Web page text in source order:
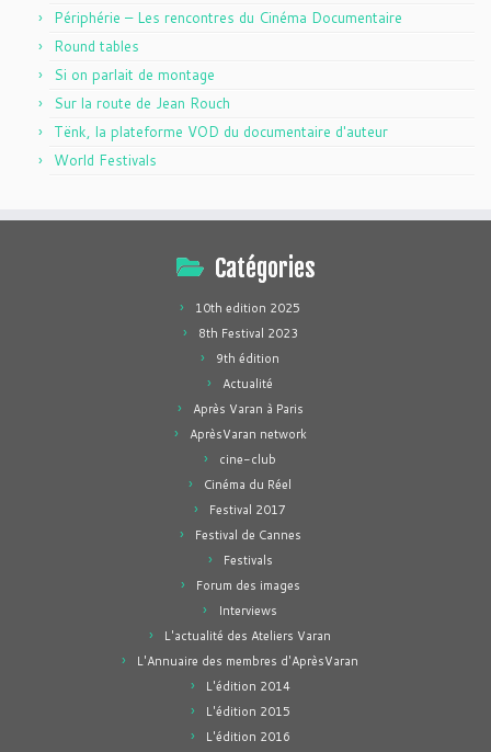
Périphérie – Les rencontres du Cinéma Documentaire
Round tables
Si on parlait de montage
Sur la route de Jean Rouch
Tënk, la plateforme VOD du documentaire d'auteur
World Festivals
Catégories
10th edition 2025
8th Festival 2023
9th édition
Actualité
Après Varan à Paris
AprèsVaran network
cine-club
Cinéma du Réel
Festival 2017
Festival de Cannes
Festivals
Forum des images
Interviews
L'actualité des Ateliers Varan
L'Annuaire des membres d'AprèsVaran
L'édition 2014
L'édition 2015
L'édition 2016